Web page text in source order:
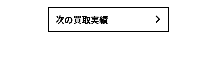
次の買取実績 keyboard_arrow_right